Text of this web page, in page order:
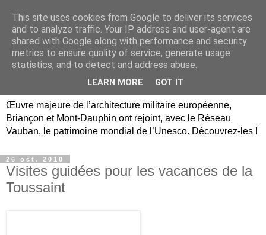
Briançon, Mont-Dauphin,
Vauban Unesco Hautes-
Œuvre majeure de l’architecture militaire européenne,
Briançon et Mont-Dauphin ont rejoint, avec le Réseau
Vauban, le patrimoine mondial de l’Unesco. Découvrez-les !
26 oct. 2010
Visites guidées pour les vacances de la
Toussaint
This site uses cookies from Google to deliver its services
and to analyze traffic. Your IP address and user-agent are
shared with Google along with performance and security
metrics to ensure quality of service, generate usage
statistics, and to detect and address abuse.
LEARN MORE GOT IT